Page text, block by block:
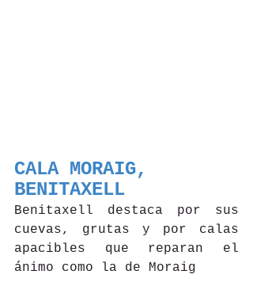
CALA MORAIG,
BENITAXELL
Benitaxell destaca por sus
cuevas, grutas y por calas
apacibles que reparan el
ánimo como la de Moraig